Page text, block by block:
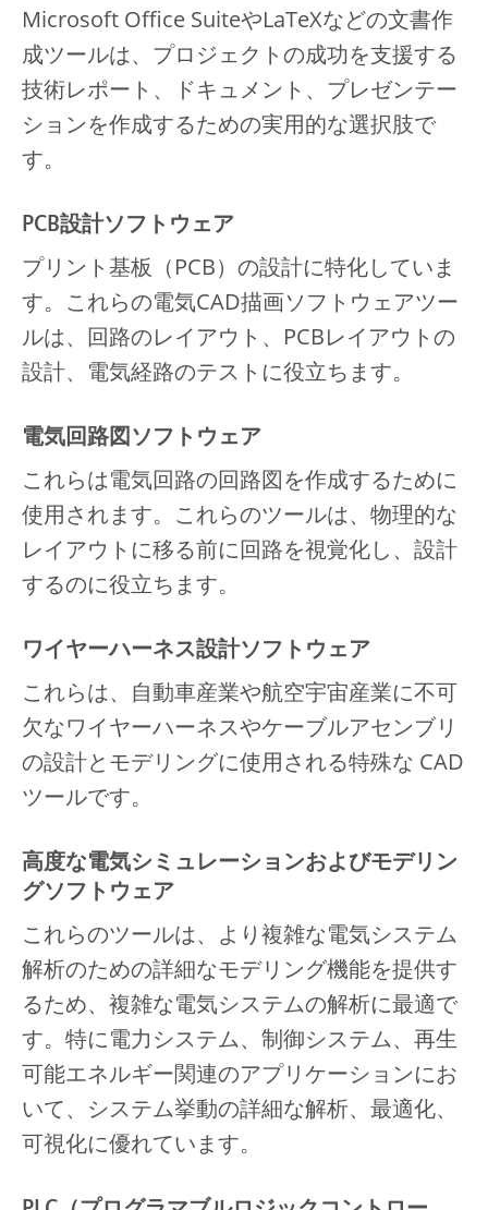
Microsoft Office SuiteやLaTeXなどの文書作
成ツールは、プロジェクトの成功を支援する
技術レポート、ドキュメント、プレゼンテー
ションを作成するための実用的な選択肢で
す。
PCB設計ソフトウェア
プリント基板（PCB）の設計に特化していま
す。これらの電気CAD描画ソフトウェアツー
ルは、回路のレイアウト、PCBレイアウトの
設計、電気経路のテストに役立ちます。
電気回路図ソフトウェア
これらは電気回路の回路図を作成するために
使用されます。これらのツールは、物理的な
レイアウトに移る前に回路を視覚化し、設計
するのに役立ちます。
ワイヤーハーネス設計ソフトウェア
これらは、自動車産業や航空宇宙産業に不可
欠なワイヤーハーネスやケーブルアセンブリ
の設計とモデリングに使用される特殊な CAD
ツールです。
高度な電気シミュレーションおよびモデリン
グソフトウェア
これらのツールは、より複雑な電気システム
解析のための詳細なモデリング機能を提供す
るため、複雑な電気システムの解析に最適で
す。特に電力システム、制御システム、再生
可能エネルギー関連のアプリケーションにお
いて、システム挙動の詳細な解析、最適化、
可視化に優れています。